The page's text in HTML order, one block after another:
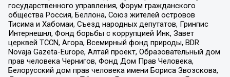
государственного управления, Форум гражданского
общества Россия, Беллона, Союз жителей островов
Тисима и Хабомаи, Съезд народных депутатов, Гринпис
Интернешнл, Фонд борьбы с коррупцией Инк, Завет
церквей TCCN, Агора, Всемирный фонд природы, BDR
Novaja Gazeta-Europe, Алтай проект, Образовательный дом
прав человека Чернигов, Фонд Дом Прав Человека,
Белорусский дом прав человека имени Бориса Звозскова,